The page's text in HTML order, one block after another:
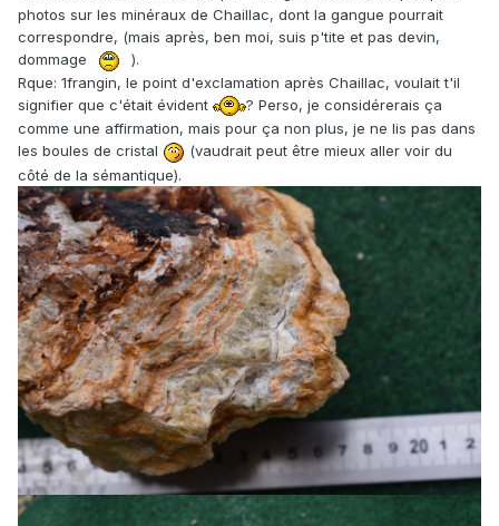
photos sur les minéraux de Chaillac, dont la gangue pourrait
correspondre, (mais après, ben moi, suis p'tite et pas devin,
dommage
).
Rque: 1frangin, le point d'exclamation après Chaillac, voulait t'il
signifier que c'était évident
? Perso, je considérerais ça
comme une affirmation, mais pour ça non plus, je ne lis pas dans
les boules de cristal
(vaudrait peut être mieux aller voir du
côté de la sémantique).